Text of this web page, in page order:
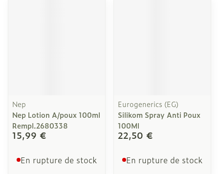
Nep
Nep Lotion A/poux 100ml
Rempl.2680338
15,99 €
En rupture de stock
Eurogenerics (EG)
Silikom Spray Anti Poux
100Ml
22,50 €
En rupture de stock